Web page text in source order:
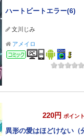
ハートビートエラー(6)
文川じみ
アメイロ
コミック
220円 ポイン
異形の愛はほどけない（